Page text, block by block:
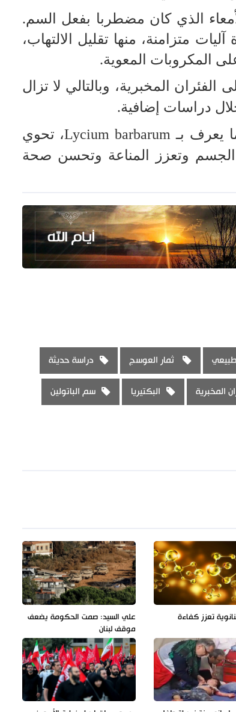
الذي كان مضطربا بفعل السم.
متزامنة، منها تقليل الالتهاب،
المكروبات المعوية.
المخبرية، وبالتالي لا تزال
دراسات إضافية.
أم ما يعرف بـ Lycium barbarum، تحوي
الجسم وتعزز المناعة وتحسن صحة
ثمار العوسج دراسة حديثة
المخبرية البكتيريا سم الباتولين
تعزز كفاءة
علي السيد: صمت الحكومة يضعف
موقف لبنان